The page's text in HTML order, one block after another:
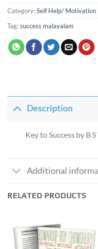
Category:Self Help/ Motivation
Tag:success malayalam
Description
Key to Success by B
Additional
RELATED PRODUCTS